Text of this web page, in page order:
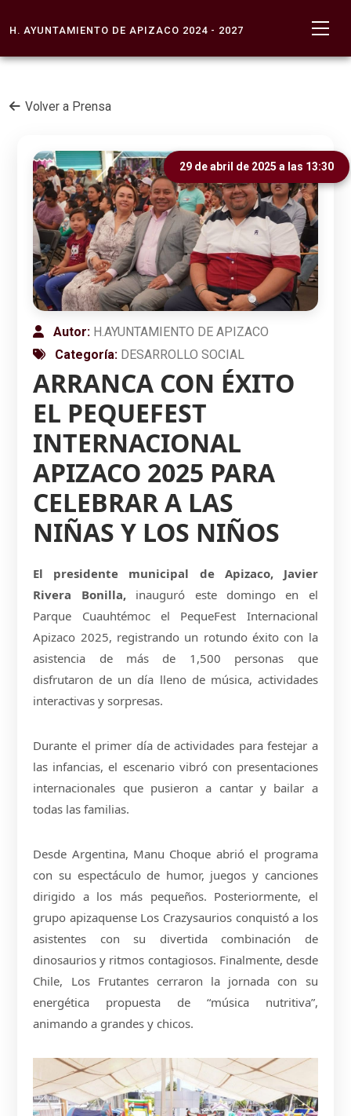
H. AYUNTAMIENTO DE APIZACO 2024 - 2027
Volver a Prensa
29 de abril de 2025 a las 13:30
Autor: H.AYUNTAMIENTO DE APIZACO
Categoría: DESARROLLO SOCIAL
ARRANCA CON ÉXITO
EL PEQUEFEST
INTERNACIONAL
APIZACO 2025 PARA
CELEBRAR A LAS
NIÑAS Y LOS NIÑOS
El presidente municipal de Apizaco, Javier
Rivera Bonilla,inauguró este domingo en el
Parque Cuauhtémoc el PequeFest Internacional
Apizaco 2025, registrando un rotundo éxito con la
asistencia de más de 1,500 personas que
disfrutaron de un día lleno de música, actividades
interactivas y sorpresas.
Durante el primer día de actividades para festejar a
las infancias, el escenario vibró con presentaciones
internacionales que pusieron a cantar y bailar a
todas las familias.
Desde Argentina, Manu Choque abrió el programa
con su espectáculo de humor, juegos y canciones
dirigido a los más pequeños. Posteriormente, el
grupo apizaquense Los Crazysaurios conquistó a los
asistentes con su divertida combinación de
dinosaurios y ritmos contagiosos. Finalmente, desde
Chile, Los Frutantes cerraron la jornada con su
energética propuesta de “música nutritiva”,
animando a grandes y chicos.